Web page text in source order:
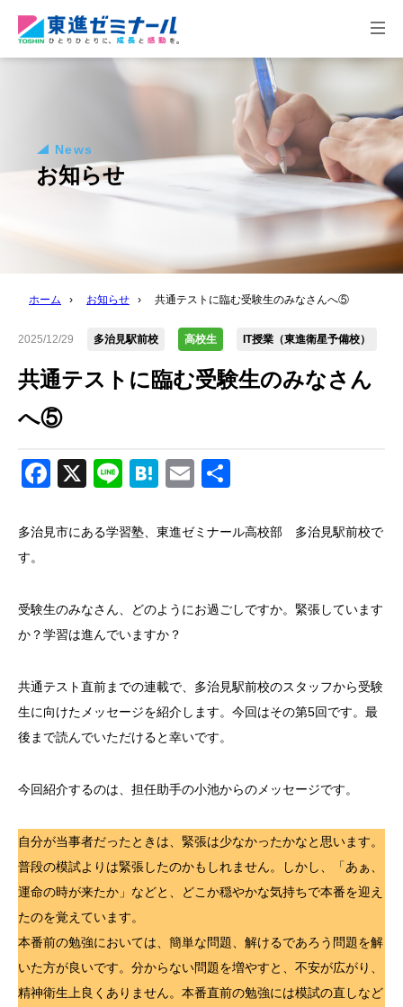
News
お知らせ
ホーム › お知らせ › 共通テストに臨む受験生のみなさんへ⑤
2025/12/29 多治見駅前校 高校生 IT授業（東進衛星予備校）
共通テストに臨む受験生のみなさん
へ⑤
Facebook
X LineHatena
Email
多治見市にある学習塾、東進ゼミナール高校部 多治見駅前校で
す。
受験生のみなさん、どのようにお過ごしですか。緊張しています
か？学習は進んでいますか？
共通テスト直前までの連載で、多治見駅前校のスタッフから受験
生に向けたメッセージを紹介します。今回はその第5回です。最
後まで読んでいただけると幸いです。
今回紹介するのは、担任助手の小池からのメッセージです。
自分が当事者だったときは、緊張は少なかったかなと思います。
普段の模試よりは緊張したのかもしれません。しかし、「あぁ、
運命の時が来たか」などと、どこか穏やかな気持ちで本番を迎え
たのを覚えています。
本番前の勉強においては、簡単な問題、解けるであろう問題を解
いた方が良いです。分からない問題を増やすと、不安が広がり、
精神衛生上良くありません。本番直前の勉強には模試の直しなど